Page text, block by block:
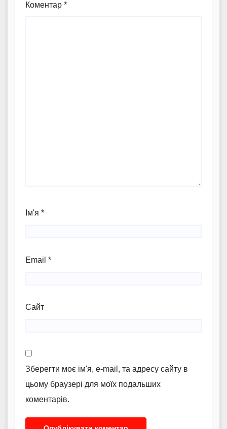
Коментар *
Ім'я *
Email *
Сайт
Зберегти моє ім'я, e-mail, та адресу сайту в
цьому браузері для моїх подальших
коментарів.